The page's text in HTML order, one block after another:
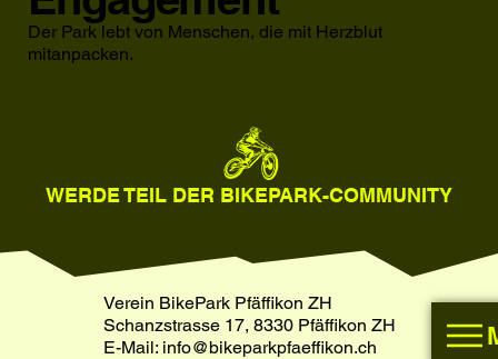
Der Park lebt von Menschen, die mit Herzblut
mitanpacken.
WERDE TEIL DER BIKEPARK-COMMUNITY
Verein BikePark Pfäffikon ZH
Schanzstrasse 17, 8330 Pfäffikon ZH
E-Mail: info@bikeparkpfaeffikon.ch